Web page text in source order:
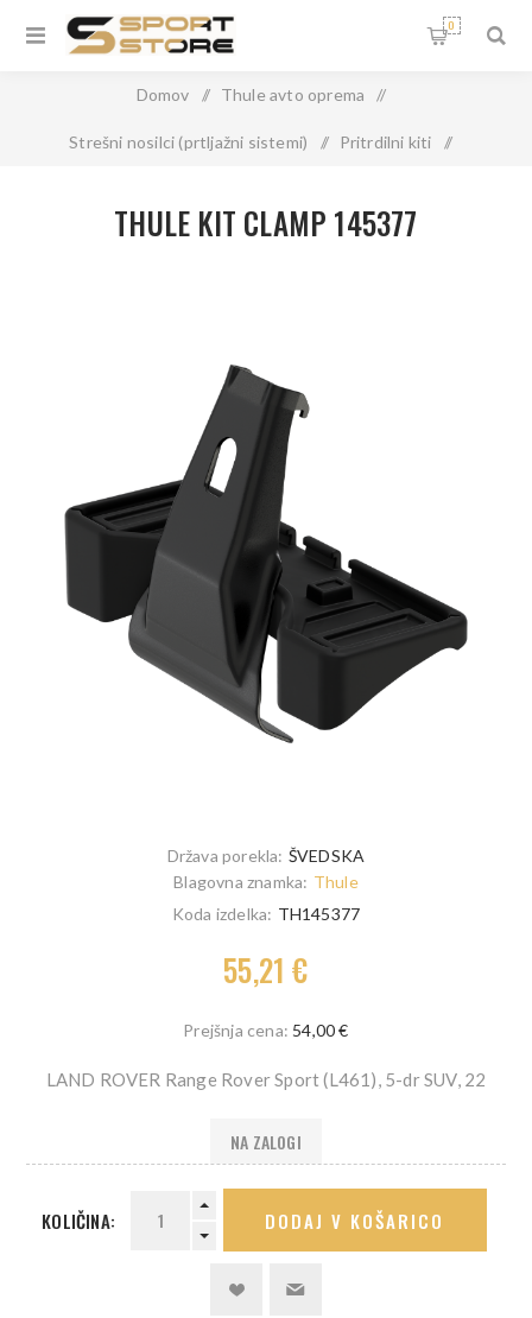
0
Domov / Thule avto oprema /
Strešni nosilci (prtljažni sistemi) / Pritrdilni kiti /
Država porekla: ŠVEDSKA
THULE KIT CLAMP 145377
Blagovna znamka: Thule
Koda izdelka: TH145377
55,21 €
Prejšnja cena: 54,00 €
LAND ROVER Range Rover Sport (L461), 5-dr SUV, 22
NA ZALOGI
KOLIČINA: DODAJ V KOŠARICO